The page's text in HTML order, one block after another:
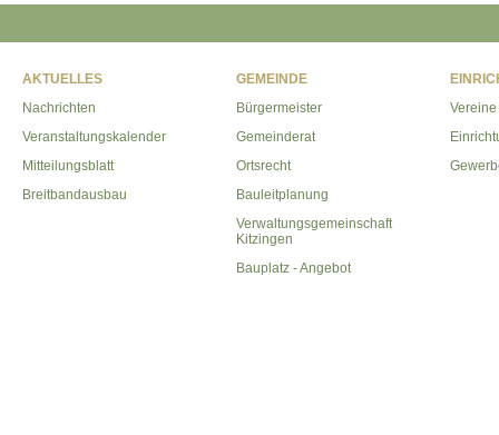
AKTUELLES
Nachrichten
Veranstaltungskalender
Mitteilungsblatt
Breitbandausbau
GEMEINDE
Bürgermeister
Gemeinderat
Ortsrecht
Bauleitplanung
Verwaltungsgemeinschaft
Kitzingen
Bauplatz - Angebot